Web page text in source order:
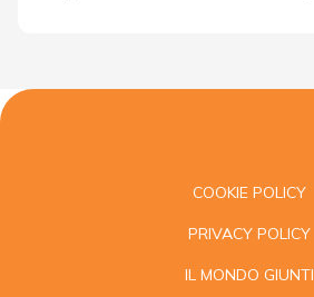
COOKIE POLICY
PRIVACY POLICY
IL MONDO GIUNTI